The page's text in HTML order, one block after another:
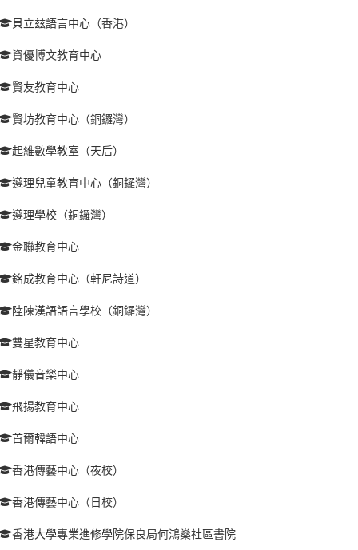
貝立玆語言中心（香港）
資優博文教育中心
賢友教育中心
賢坊教育中心（銅鑼灣）
起維數學教室（天后）
遵理兒童教育中心（銅鑼灣）
遵理學校（銅鑼灣）
金聯教育中心
銘成教育中心（軒尼詩道）
陸陳漢語語言學校（銅鑼灣）
雙星教育中心
靜儀音樂中心
飛揚教育中心
首爾韓語中心
香港傳藝中心（夜校）
香港傳藝中心（日校）
香港大學專業進修學院保良局何鴻燊社區書院